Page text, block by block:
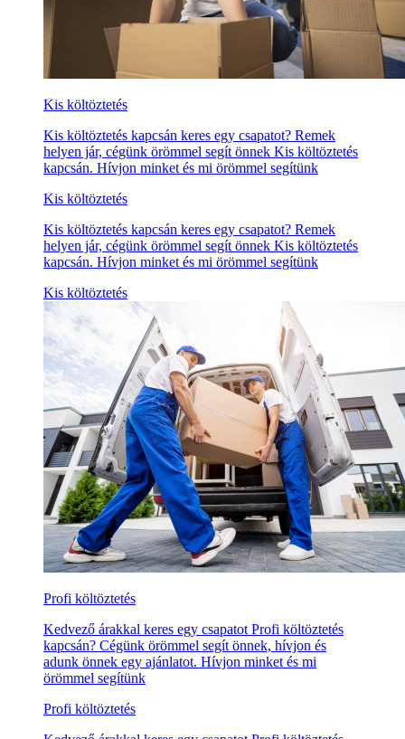
Kis költöztetés
Kis költöztetés kapcsán keres egy csapatot? Remek
helyen jár, cégünk örömmel segít önnek Kis költöztetés
kapcsán. Hívjon minket és mi örömmel segítünk
Kis költöztetés
Kis költöztetés kapcsán keres egy csapatot? Remek
helyen jár, cégünk örömmel segít önnek Kis költöztetés
kapcsán. Hívjon minket és mi örömmel segítünk
Kis költöztetés
Profi költöztetés
Kedvező árakkal keres egy csapatot Profi költöztetés
kapcsán? Cégünk örömmel segít önnek, hívjon és
adunk önnek egy ajánlatot. Hívjon minket és mi
örömmel segítünk
Profi költöztetés